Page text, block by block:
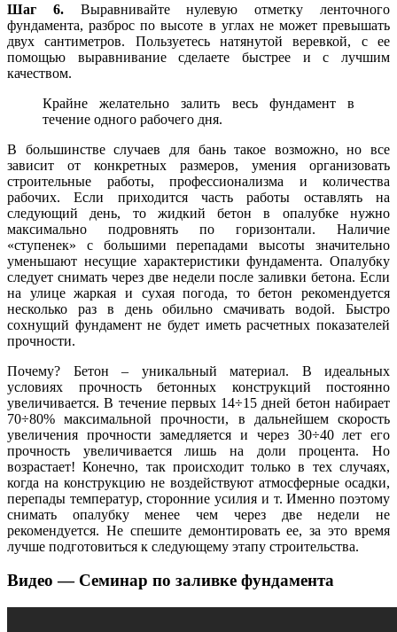
Шаг 6.Выравнивайте нулевую отметку ленточного
фундамента, разброс по высоте в углах не может превышать
двух сантиметров. Пользуетесь натянутой веревкой, с ее
помощью выравнивание сделаете быстрее и с лучшим
качеством.
Крайне желательно залить весь фундамент в
течение одного рабочего дня.
В большинстве случаев для бань такое возможно, но все
зависит от конкретных размеров, умения организовать
строительные работы, профессионализма и количества
рабочих. Если приходится часть работы оставлять на
следующий день, то жидкий бетон в опалубке нужно
максимально подровнять по горизонтали. Наличие
«ступенек» с большими перепадами высоты значительно
уменьшают несущие характеристики фундамента. Опалубку
следует снимать через две недели после заливки бетона. Если
на улице жаркая и сухая погода, то бетон рекомендуется
несколько раз в день обильно смачивать водой. Быстро
сохнущий фундамент не будет иметь расчетных показателей
прочности.
Почему? Бетон – уникальный материал. В идеальных
условиях прочность бетонных конструкций постоянно
увеличивается. В течение первых 14÷15 дней бетон набирает
70÷80% максимальной прочности, в дальнейшем скорость
увеличения прочности замедляется и через 30÷40 лет его
прочность увеличивается лишь на доли процента. Но
возрастает! Конечно, так происходит только в тех случаях,
когда на конструкцию не воздействуют атмосферные осадки,
перепады температур, сторонние усилия и т. Именно поэтому
снимать опалубку менее чем через две недели не
рекомендуется. Не спешите демонтировать ее, за это время
лучше подготовиться к следующему этапу строительства.
Видео — Семинар по заливке фундамента